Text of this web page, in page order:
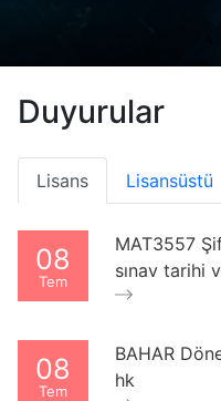
Duyurular
Lisans Lisansüstü
08
Tem
MAT3557
sınav tarihi
08
Tem
BAHAR
hk